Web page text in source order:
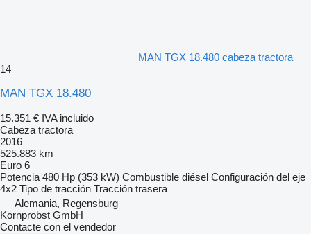
MAN TGX 18.480 cabeza tractora
14
MAN TGX 18.480
15.351 € IVA incluido
Cabeza tractora
2016
525.883 km
Euro 6
Potencia 480 Hp (353 kW) Combustible diésel Configuración del eje
4x2 Tipo de tracción Tracción trasera
Alemania, Regensburg
Kornprobst GmbH
Contacte con el vendedor